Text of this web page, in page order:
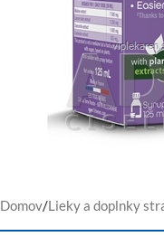
Domov/Lieky a doplnky